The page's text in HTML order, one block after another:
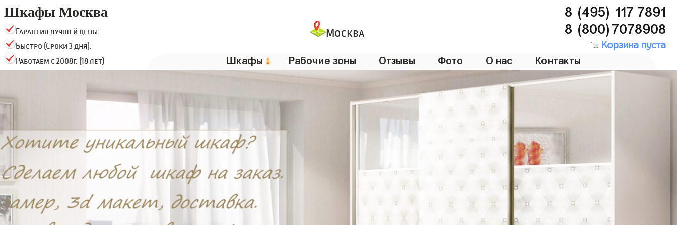
Шкафы Москва
Гарантия лучшей цены
Быстро (Сроки 3 дня).
Работаем с 2008г. (18 лет)
Москва
8 (495) 117 7891
8 (800)7078908
Корзина пуста
Шкафы ↓ Рабочие зоны Отзывы Фото О нас Контакты